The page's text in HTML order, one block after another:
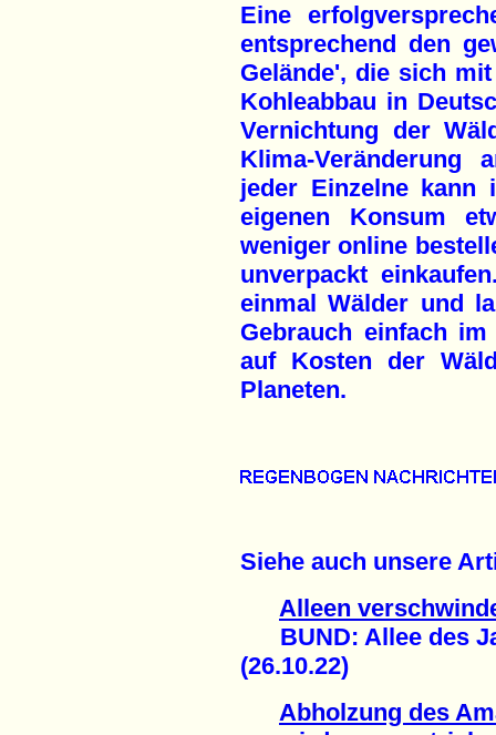
Eine
entsprechend den
Gelände', die sich
Kohleabbau in
Vernichtung der
Klima-Veränderung
jeder Einzelne kann
eigenen Konsum
weniger online
unverpackt
einmal Wälder und
Gebrauch einfach
auf Kosten der
Planeten.
Siehe auch unsere
Alleen
BUND: Allee des
(26.10.22)
Abholzung des